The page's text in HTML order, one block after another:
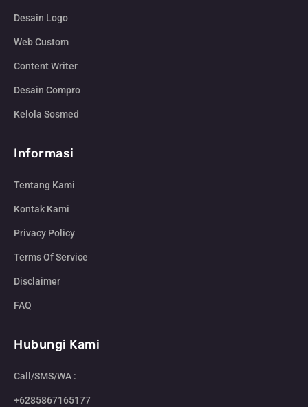
Desain Logo
Web Custom
Content Writer
Desain Compro
Kelola Sosmed
Informasi
Tentang Kami
Kontak Kami
Privacy Policy
Terms Of Service
Disclaimer
FAQ
Hubungi Kami
Call/SMS/WA :
+6285867165177